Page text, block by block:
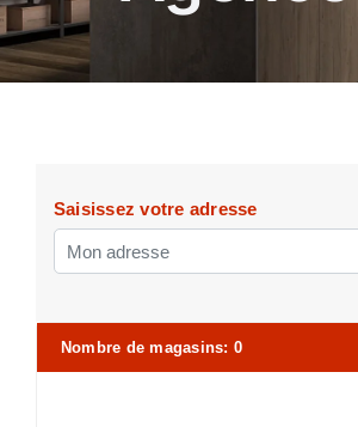
Saisissez votre adresse
Nombre de magasins: 0